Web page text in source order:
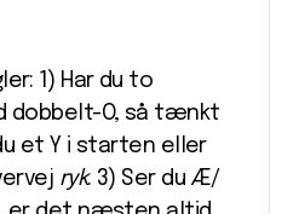
1) Har du to
dobbelt-O, så tænkt
et Y i starten eller
ryk. 3) Ser du Æ/